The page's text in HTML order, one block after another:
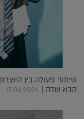
שיתוף פעולה בין
הבא שלה | 17.06.2024